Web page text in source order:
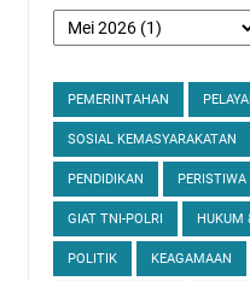
PEMERINTAHAN
SOSIAL KEMASYARAKATAN
PENDIDIKAN PERISTIWA
GIAT TNI-POLRI HUKUM
POLITIK KEAGAMAAN